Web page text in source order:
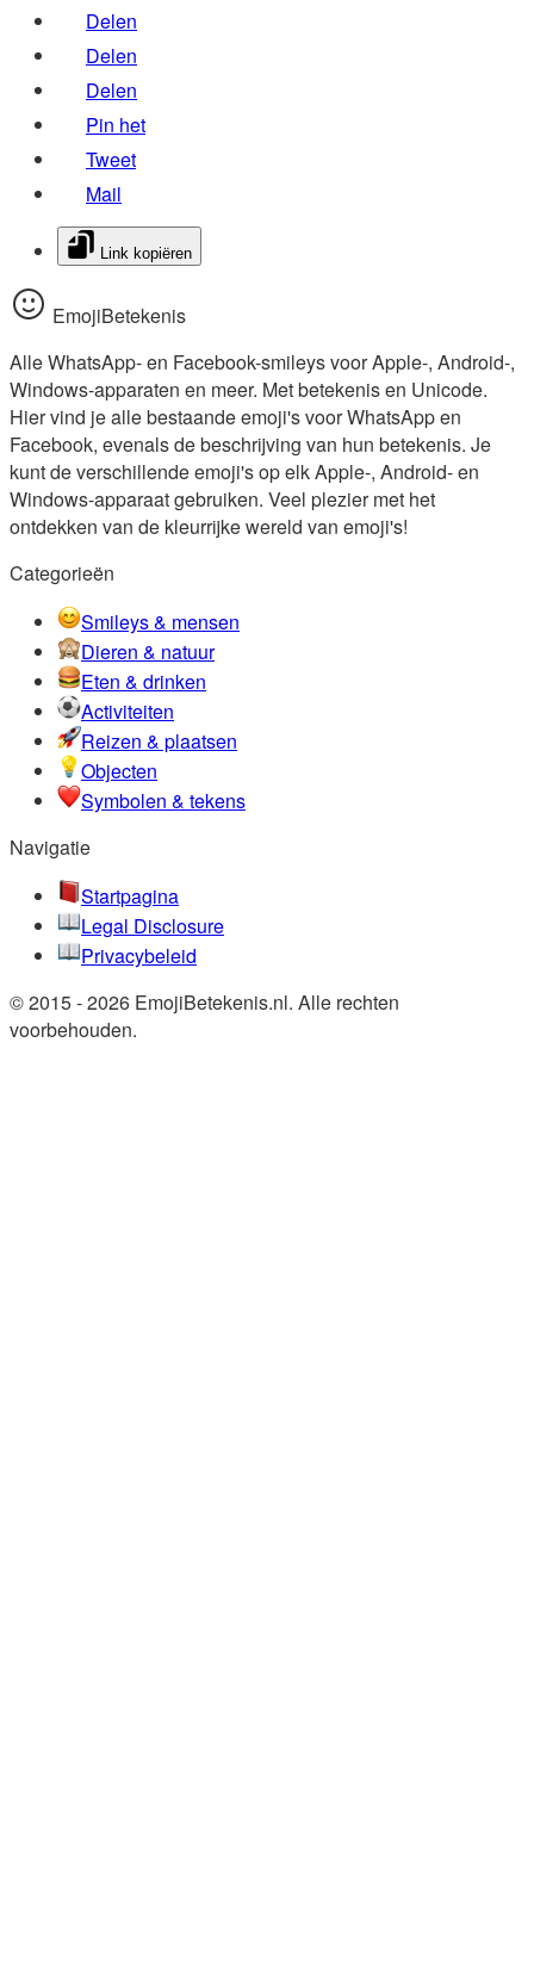
Delen
Delen
Delen
Pin het
Tweet
Mail
Link kopiëren
EmojiBetekenis
Alle WhatsApp- en Facebook-smileys voor Apple-, Android-,
Windows-apparaten en meer. Met betekenis en Unicode.
Hier vind je alle bestaande emoji's voor WhatsApp en
Facebook, evenals de beschrijving van hun betekenis. Je
kunt de verschillende emoji's op elk Apple-, Android- en
Windows-apparaat gebruiken. Veel plezier met het
ontdekken van de kleurrijke wereld van emoji's!
Categorieën
Smileys & mensen
Dieren & natuur
Eten & drinken
Activiteiten
Reizen & plaatsen
Objecten
Symbolen & tekens
Navigatie
Startpagina
Legal Disclosure
Privacybeleid
© 2015 - 2026 EmojiBetekenis.nl. Alle rechten
voorbehouden.